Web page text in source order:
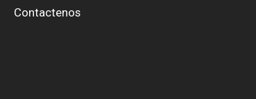
Contactenos